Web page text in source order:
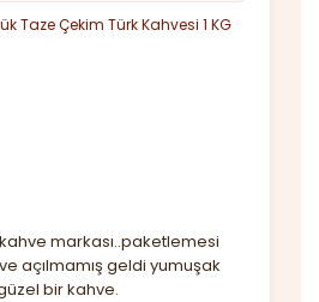
markası..paketlemesi
açılmamış geldi yumuşak
bir kahve.